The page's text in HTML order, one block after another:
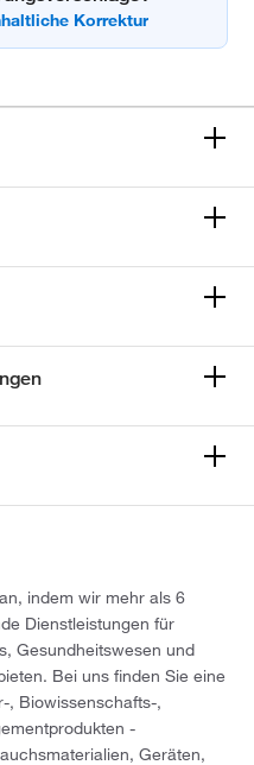
indem wir mehr als 6
Dienstleistungen für
Gesundheitswesen und
Bei uns finden Sie eine
, Biowissenschafts-,
-
Geräten,